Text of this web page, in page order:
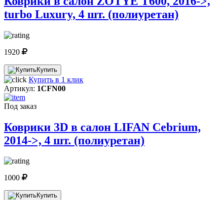
turbo Luxury, 4 шт. (полиуретан)
1920
Купить
Купить в 1 клик
Артикул: 1CFN00
Под заказ
Коврики 3D в салон LIFAN Cebrium,
2014->, 4 шт. (полиуретан)
1000
Купить